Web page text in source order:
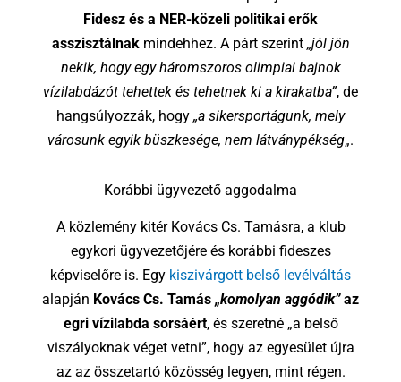
Fidesz és a NER-közeli politikai erők
asszisztálnakmindehhez. A párt szerint „jól jön
nekik, hogy egy háromszoros olimpiai bajnok
vízilabdázót tehettek és tehetnek ki a kirakatba”, de
hangsúlyozzák, hogy „a sikersportágunk, mely
városunk egyik büszkesége, nem látványpékség„.
Korábbi ügyvezető aggodalma
A közlemény kitér Kovács Cs. Tamásra, a klub
egykori ügyvezetőjére és korábbi fideszes
képviselőre is. Egy kiszivárgott belső levélváltás
alapján Kovács Cs. Tamás „komolyan aggódik”az
egri vízilabda sorsáért, és szeretné „a belső
viszályoknak véget vetni”, hogy az egyesület újra
az az összetartó közösség legyen, mint régen.